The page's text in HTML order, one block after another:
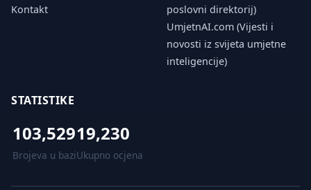
Kontakt
poslovni direktorij)
UmjetnAI.com (Vijesti i
novosti iz svijeta umjetne
inteligencije)
STATISTIKE
103,529
Brojeva u bazi
19,230
Ukupno ocjena